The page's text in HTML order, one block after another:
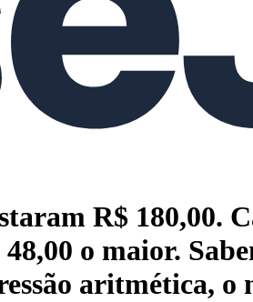
R$ 180,00.
o maior.
aritmética, o